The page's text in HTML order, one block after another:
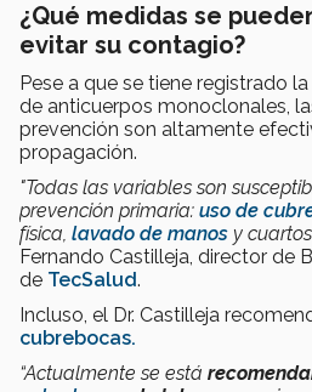
¿Qué medidas se
evitar su contagio?
Pese a que se tiene registrado
de anticuerpos monoclonales,
prevención son altamente
propagación.
"Todas las variables son
prevención primaria: uso de
física, lavado de manos y
Fernando Castilleja, director de
de TecSalud.
Incluso, el Dr. Castilleja
cubrebocas.
“Actualmente se está